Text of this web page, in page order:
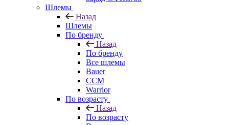
Шлемы
Назад
Шлемы
По бренду
Назад
По бренду
Все шлемы
Bauer
CCM
Warrior
По возрасту
Назад
По возрасту